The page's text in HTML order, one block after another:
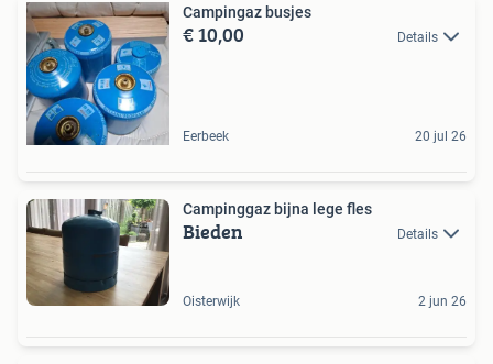
Campingaz busjes
€ 10,00 Details
Eerbeek 20 jul 26
Campinggaz bijna lege fles
Bieden Details
Oisterwijk 2 jun 26